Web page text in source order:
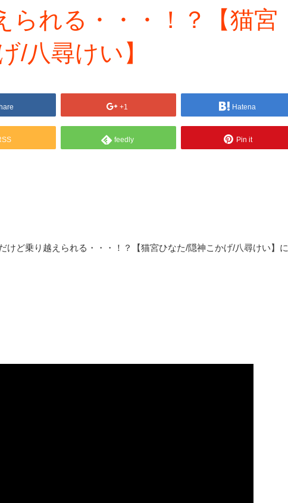
られる・・・！？【猫宮
/八尋けい】
+1 Hatena
feedly Pin it
けど乗り越えられる・・・！？【猫宮ひなた/隠神こかげ/八尋けい】に